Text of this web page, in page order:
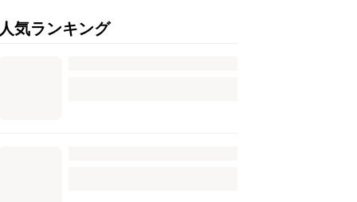
人気ランキング